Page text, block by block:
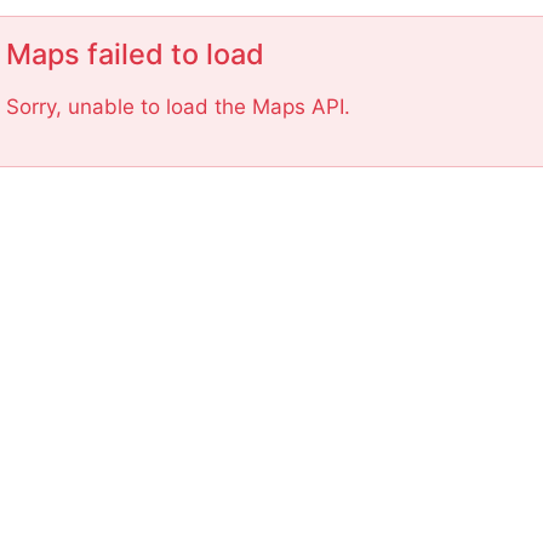
Maps failed to load
Sorry, unable to load the Maps API.